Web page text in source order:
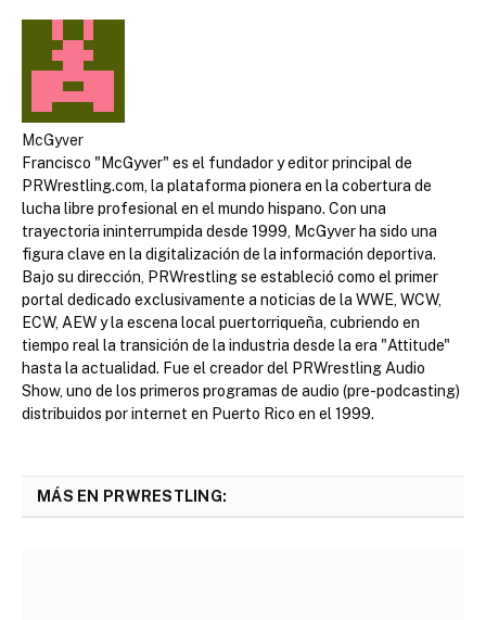
McGyver
Francisco "McGyver" es el fundador y editor principal de
PRWrestling.com, la plataforma pionera en la cobertura de
lucha libre profesional en el mundo hispano. Con una
trayectoria ininterrumpida desde 1999, McGyver ha sido una
figura clave en la digitalización de la información deportiva.
Bajo su dirección, PRWrestling se estableció como el primer
portal dedicado exclusivamente a noticias de la WWE, WCW,
ECW, AEW y la escena local puertorriqueña, cubriendo en
tiempo real la transición de la industria desde la era "Attitude"
hasta la actualidad. Fue el creador del PRWrestling Audio
Show, uno de los primeros programas de audio (pre-podcasting)
distribuidos por internet en Puerto Rico en el 1999.
MÁS EN PRWRESTLING: